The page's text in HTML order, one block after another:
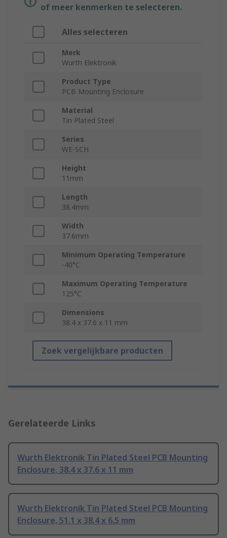
of meer kenmerken te selecteren.
Alles selecteren
Merk
Wurth Elektronik
Product Type
PCB Mounting Enclosure
Material
Tin Plated Steel
Series
WE-SCH
Height
11mm
Length
38.4mm
Width
37.6mm
Minimum Operating Temperature
-40°C
Maximum Operating Temperature
125°C
Dimensions
38.4 x 37.6 x 11 mm
Zoek vergelijkbare producten
Gerelateerde Links
Wurth Elektronik Tin Plated Steel PCB Mounting
Enclosure, 38.4 x 37.6 x 11 mm
Wurth Elektronik Tin Plated Steel PCB Mounting
Enclosure, 51.1 x 38.4 x 6.5 mm